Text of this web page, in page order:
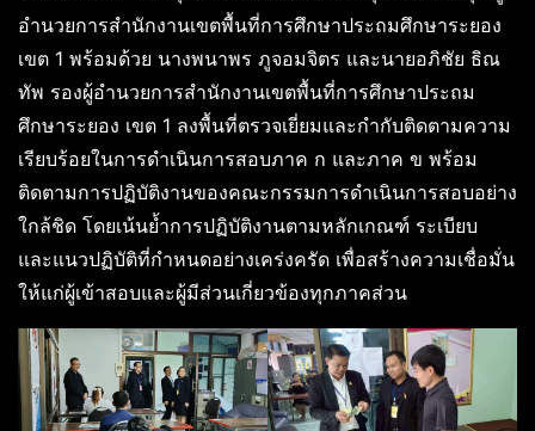
อำนวยการสำนักงานเขตพื้นที่การศึกษาประถมศึกษาระยอง
เขต 1 พร้อมด้วย นางพนาพร ภูจอมจิตร และนายอภิชัย ธิณ
ทัพ รองผู้อำนวยการสำนักงานเขตพื้นที่การศึกษาประถม
ศึกษาระยอง เขต 1 ลงพื้นที่ตรวจเยี่ยมและกำกับติดตามความ
เรียบร้อยในการดำเนินการสอบภาค ก และภาค ข พร้อม
ติดตามการปฏิบัติงานของคณะกรรมการดำเนินการสอบอย่าง
ใกล้ชิด โดยเน้นย้ำการปฏิบัติงานตามหลักเกณฑ์ ระเบียบ
และแนวปฏิบัติที่กำหนดอย่างเคร่งครัด เพื่อสร้างความเชื่อมั่น
ให้แก่ผู้เข้าสอบและผู้มีส่วนเกี่ยวข้องทุกภาคส่วน